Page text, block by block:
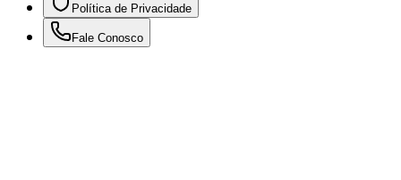
Política de Privacidade
Fale Conosco